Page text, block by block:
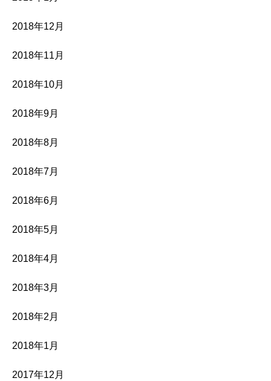
2018年12月
2018年11月
2018年10月
2018年9月
2018年8月
2018年7月
2018年6月
2018年5月
2018年4月
2018年3月
2018年2月
2018年1月
2017年12月